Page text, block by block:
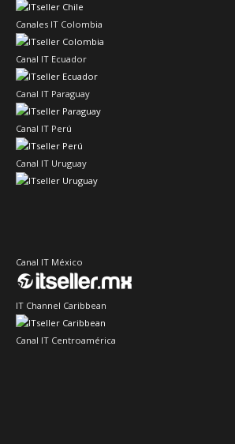
Canales IT Colombia
Canal IT Ecuador
Canal IT Paraguay
Canal IT Perú
Canal IT Uruguay
Canal IT México
IT Channel Caribbean
Canal IT Centroamérica